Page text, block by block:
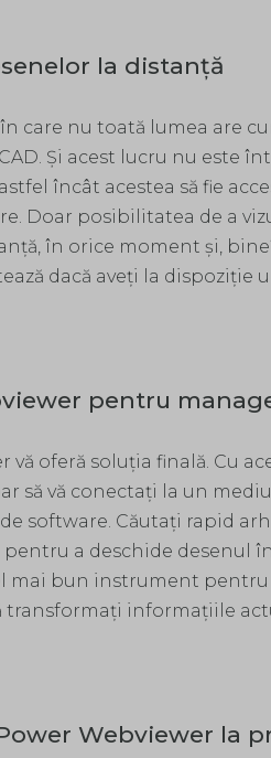
la distanță
care nu toată lumea are
Și acest lucru nu este
încât acestea să fie
Doar posibilitatea de a
în orice moment și,
dacă aveți la dispoziție
pentru
vă oferă soluția finală. Cu
să vă conectați la un
software. Căutați rapid
a deschide desenul
mai bun instrument
transformaţi informațiile
Webviewer la